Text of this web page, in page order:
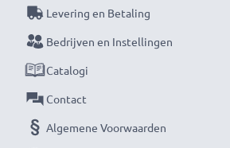
Levering en Betaling
Bedrijven en Instellingen
Catalogi
Contact
Algemene Voorwaarden